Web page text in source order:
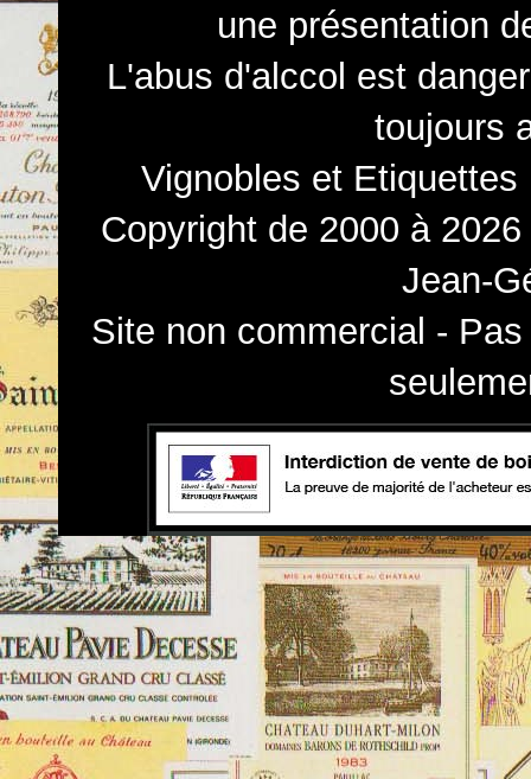
une présentation
L'abus d'alccol est
toujours
Vignobles et
Copyright de 2000 à
Jean-
Site non commercial -